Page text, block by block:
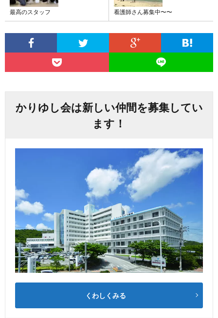
最高のスタッフ 看護師さん募集中〜〜
かりゆし会は新しい仲間を募集してい
ます！
くわしくみる